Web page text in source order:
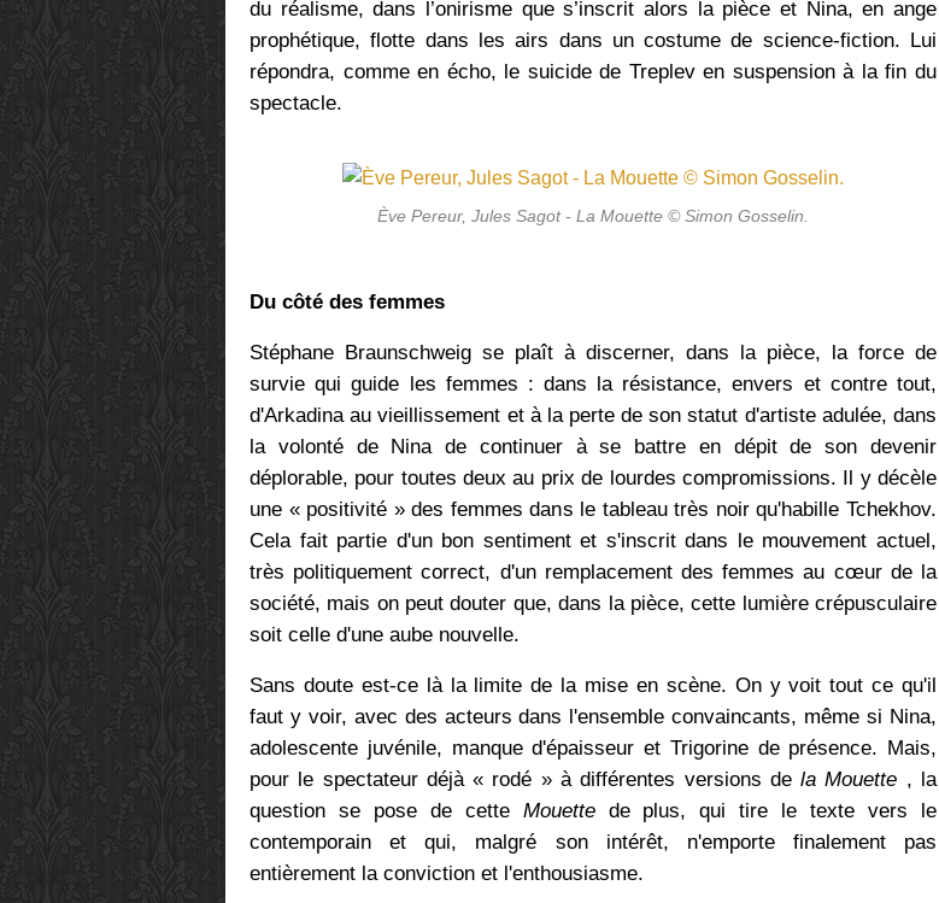
du réalisme, dans l’onirisme que s’inscrit alors la pièce et Nina, en ange
prophétique, flotte dans les airs dans un costume de science-fiction. Lui
répondra, comme en écho, le suicide de Treplev en suspension à la fin du
spectacle.
Ève Pereur, Jules Sagot - La Mouette © Simon Gosselin.
Du côté des femmes
Stéphane Braunschweig se plaît à discerner, dans la pièce, la force de
survie qui guide les femmes : dans la résistance, envers et contre tout,
d'Arkadina au vieillissement et à la perte de son statut d'artiste adulée, dans
la volonté de Nina de continuer à se battre en dépit de son devenir
déplorable, pour toutes deux au prix de lourdes compromissions. Il y décèle
une « positivité » des femmes dans le tableau très noir qu'habille Tchekhov.
Cela fait partie d'un bon sentiment et s'inscrit dans le mouvement actuel,
très politiquement correct, d'un remplacement des femmes au cœur de la
société, mais on peut douter que, dans la pièce, cette lumière crépusculaire
soit celle d'une aube nouvelle.
Sans doute est-ce là la limite de la mise en scène. On y voit tout ce qu'il
faut y voir, avec des acteurs dans l'ensemble convaincants, même si Nina,
adolescente juvénile, manque d'épaisseur et Trigorine de présence. Mais,
pour le spectateur déjà « rodé » à différentes versions dela Mouette , la
question se pose de cette Mouettede plus, qui tire le texte vers le
contemporain et qui, malgré son intérêt, n'emporte finalement pas
entièrement la conviction et l'enthousiasme.